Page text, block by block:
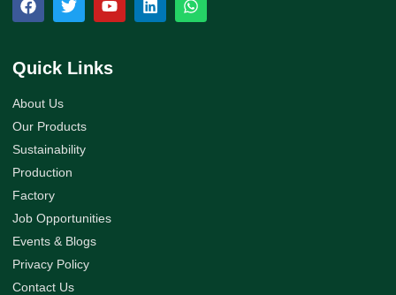
Quick Links
About Us
Our Products
Sustainability
Production
Factory
Job Opportunities
Events & Blogs
Privacy Policy
Contact Us